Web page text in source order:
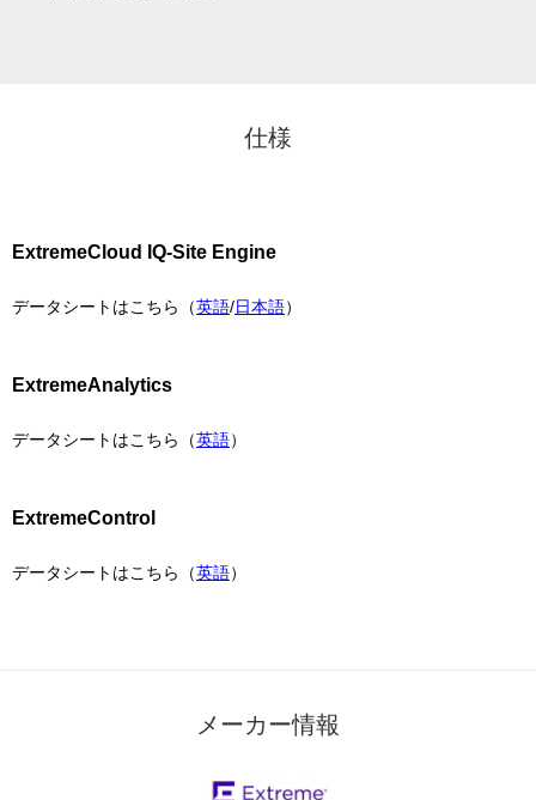
仕様
ExtremeCloud IQ-Site Engine
データシートはこちら（英語/日本語）
ExtremeAnalytics
データシートはこちら（英語）
ExtremeControl
データシートはこちら（英語）
メーカー情報